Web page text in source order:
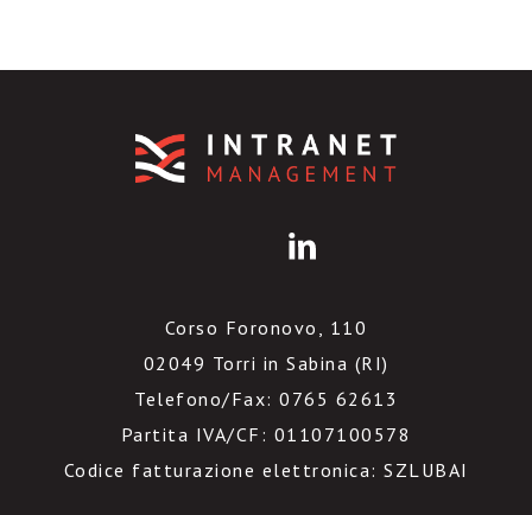
Corso Foronovo, 110
02049 Torri in Sabina (RI)
Telefono/Fax: 0765 62613
Partita IVA/CF: 01107100578
Codice fatturazione elettronica: SZLUBAI